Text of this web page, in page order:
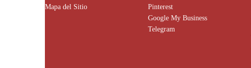
Mapa del Sitio
Pinterest
Google My Business
Telegram